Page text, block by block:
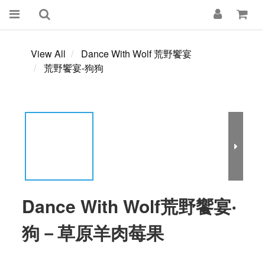
View All
Dance With Wolf 荒野饗宴
荒野饗宴-狗狗
Dance With Wolf荒野饗宴‧
狗－草原羊肉莓果